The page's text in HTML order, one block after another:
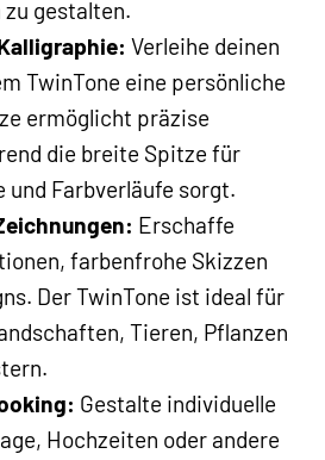
gestalten.
Verleihe deinen
TwinTone eine persönliche
ermöglicht präzise
die breite Spitze für
Farbverläufe sorgt.
Erschaffe
farbenfrohe Skizzen
Der TwinTone ist ideal für
Tieren, Pflanzen
Gestalte individuelle
Hochzeiten oder andere